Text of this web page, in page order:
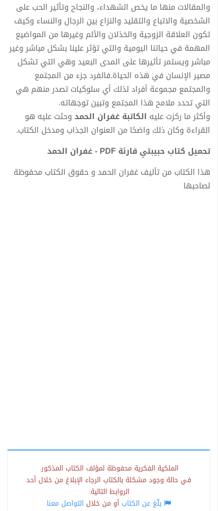
والمقالات منها ما يخص الشهداء، والنجاح وتأثير الحب على
الشخصية والاتباع والتقليد والنزاع بين الرجال والنساء وكيف
تكون العلاقة الزوجية والخذلان والألم وغيرها من المواضيع
المهمة في حياتنا اليومية والتي تؤثر علينا بشكل مباشر وغير
مباشر ويستمر تأثيرها على المدى البعيد وهي التي تشكل
مصير الإنسان في هذه الحياة.فالفرد جزء من المجتمع
والمجتمع مجموعة أفراد لذلك أي سلوكيات تصدر منهم هي
التي تحدد ملامح هذا المجتمع وتبين توجهاته.
وأكثر ما ركزت عليه الكاتبة غفران الحمدوحثت عليه هو
القراءة وكان ذلك واضحًا من العنوان الجذاب ومدخل الكتاب.
تحميل كتاب حبيبتي قارئة PDF - غفران الحمد
هذا الكتاب من تأليف غفران الحمد و حقوق الكتاب محفوظة
لصاحبها
الملكية الفكرية محفوظة لمؤلف الكتاب المذكور.
في حالة وجود مشكلة بالكتاب الرجاء الإبلاغ من خلال أحد
الروابط التالية:
بلّغ عن الكتاب أو من خلال التواصل معنا